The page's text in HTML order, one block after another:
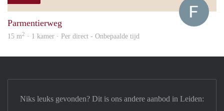
Parmentierweg
15 m2 · 1 kamer · Per direct - Onbepaalde tijd
Niks leuks gevonden? Dit is ons andere aanbod in Leiden: